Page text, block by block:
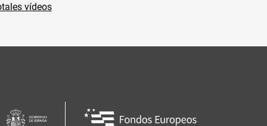
vídeos